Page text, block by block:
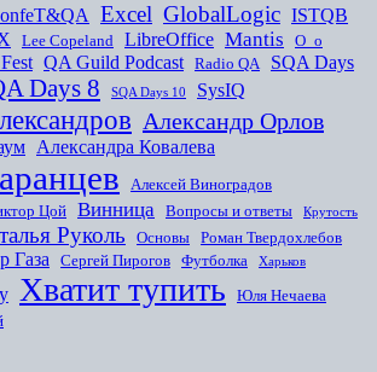
Excel GlobalLogic ISTQB
Lee Copeland LibreOffice Mantis O_o
QA Guild Podcast Radio QA SQA Days
Days 8 SQA Days 10 SysIQ
Александр Орлов
Александра Ковалева
Алексей Виноградов
Цой Винница Вопросы и ответы Крутость
Руколь Основы Роман Твердохлебов
Газа Сергей Пирогов Футболка Харьков
Хватит тупить
Юля Нечаева